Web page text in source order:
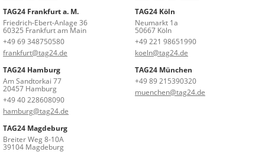
TAG24 Frankfurt a. M.
Friedrich-Ebert-Anlage 36
60325 Frankfurt am Main
+49 69 348750580
frankfurt@tag24.de
TAG24 Köln
Neumarkt 1a
50667 Köln
+49 221 98651990
koeln@tag24.de
TAG24 Hamburg
Am Sandtorkai 77
20457 Hamburg
+49 40 228608090
hamburg@tag24.de
TAG24 München
+49 89 215390320
muenchen@tag24.de
TAG24 Magdeburg
Breiter Weg 8-10A
39104 Magdeburg